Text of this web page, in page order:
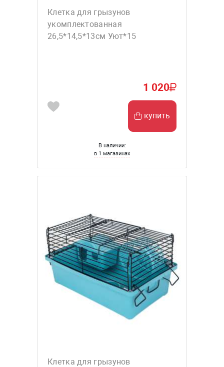
Клетка для грызунов
укомплектованная
26,5*14,5*13см Уют*15
1 020
купить
В наличии:
в 1 магазинах
Клетка для грызунов